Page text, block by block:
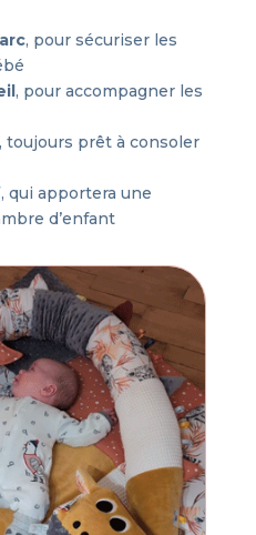
, pour sécuriser les
, pour accompagner les
, toujours prêt à consoler
, qui apportera une
d’enfant